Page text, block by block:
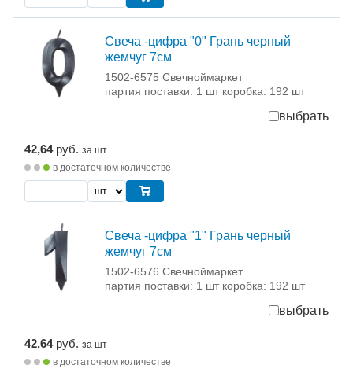
Свеча -цифра "0" Грань черный
жемчуг 7см
1502-6575 Свечноймаркет
партия поставки: 1 шт коробка: 192 шт
выбрать
42,64 руб. за шт
в достаточном количестве
Свеча -цифра "1" Грань черный
жемчуг 7см
1502-6576 Свечноймаркет
партия поставки: 1 шт коробка: 192 шт
выбрать
42,64 руб. за шт
в достаточном количестве